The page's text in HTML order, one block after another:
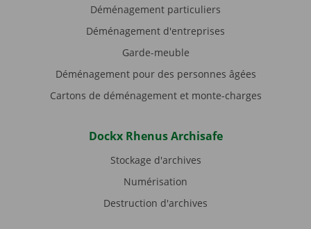
Déménagement particuliers
Déménagement d'entreprises
Garde-meuble
Déménagement pour des personnes âgées
Cartons de déménagement et monte-charges
Dockx Rhenus Archisafe
Stockage d'archives
Numérisation
Destruction d'archives